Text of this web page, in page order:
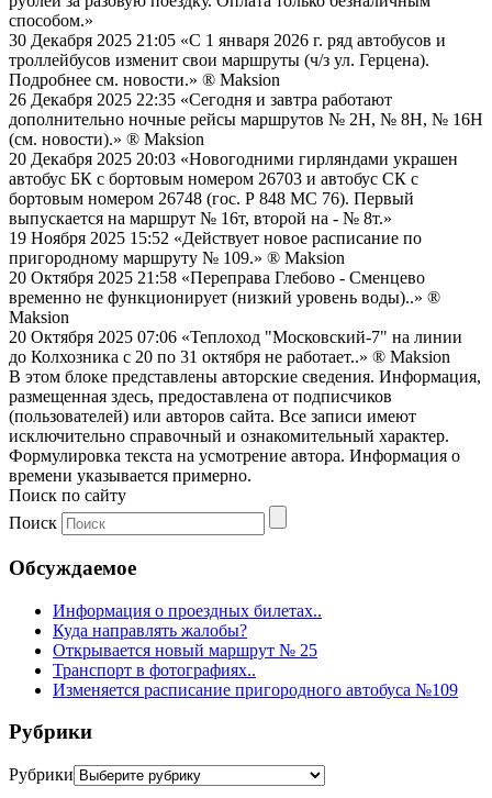
способом.»
30 Декабря 2025 21:05 «С 1 января 2026 г. ряд автобусов и
троллейбусов изменит свои маршруты (ч/з ул. Герцена).
Подробнее см. новости.» ® Maksion
26 Декабря 2025 22:35 «Сегодня и завтра работают
дополнительно ночные рейсы маршрутов № 2Н, № 8Н, № 16Н
(см. новости).» ® Maksion
20 Декабря 2025 20:03 «Новогодними гирляндами украшен
автобус БК с бортовым номером 26703 и автобус СК с
бортовым номером 26748 (гос. Р 848 МС 76). Первый
выпускается на маршрут № 16т, второй на - № 8т.»
19 Ноября 2025 15:52 «Действует новое расписание по
пригородному маршруту № 109.» ® Maksion
20 Октября 2025 21:58 «Переправа Глебово - Сменцево
временно не функционирует (низкий уровень воды)..» ®
Maksion
20 Октября 2025 07:06 «Теплоход "Московский-7" на линии
до Колхозника с 20 по 31 октября не работает..» ® Maksion
В этом блоке представлены авторские сведения. Информация,
размещенная здесь, предоставлена от подписчиков
(пользователей) или авторов сайта. Все записи имеют
исключительно справочный и ознакомительный характер.
Формулировка текста на усмотрение автора. Информация о
времени указывается примерно.
Поиск по сайту
Поиск
Обсуждаемое
Информация о проездных билетах..
Куда направлять жалобы?
Открывается новый маршрут № 25
Транспорт в фотографиях..
Изменяется расписание пригородного автобуса №109
Рубрики
Рубрики